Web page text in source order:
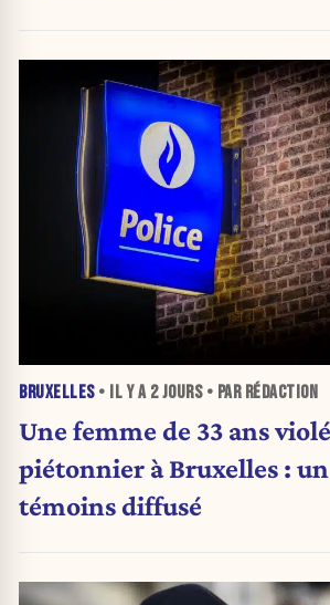
BRUXELLES• IL Y A 2 JOURS• PAR RÉDACTION
Une femme de 33 ans
piétonnier à Bruxelles :
témoins diffusé